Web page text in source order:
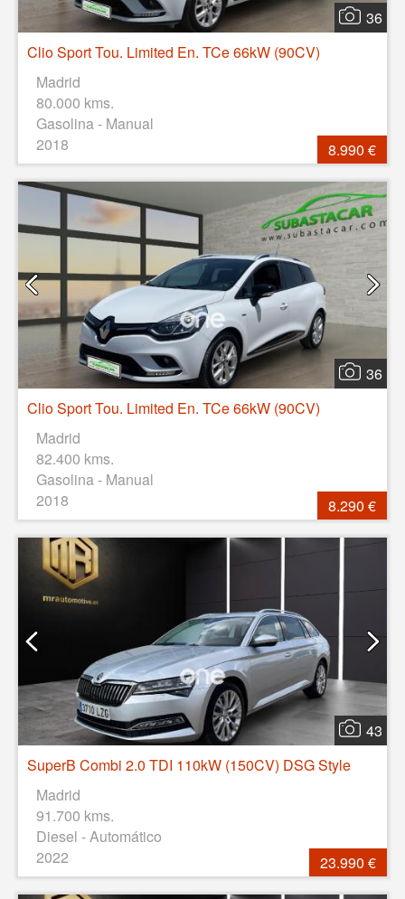
36
Clio Sport Tou. Limited En. TCe 66kW (90CV)
Madrid
80.000 kms.
Gasolina - Manual
2018
8.990 €
36
Clio Sport Tou. Limited En. TCe 66kW (90CV)
Madrid
82.400 kms.
Gasolina - Manual
2018
8.290 €
43
SuperB Combi 2.0 TDI 110kW (150CV) DSG Style
Madrid
91.700 kms.
Diesel - Automático
2022
23.990 €